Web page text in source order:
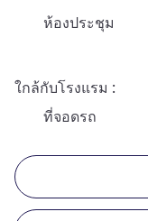
ห้องประชุม
ใกล้กับโรงแรม
ที่จอดรถ